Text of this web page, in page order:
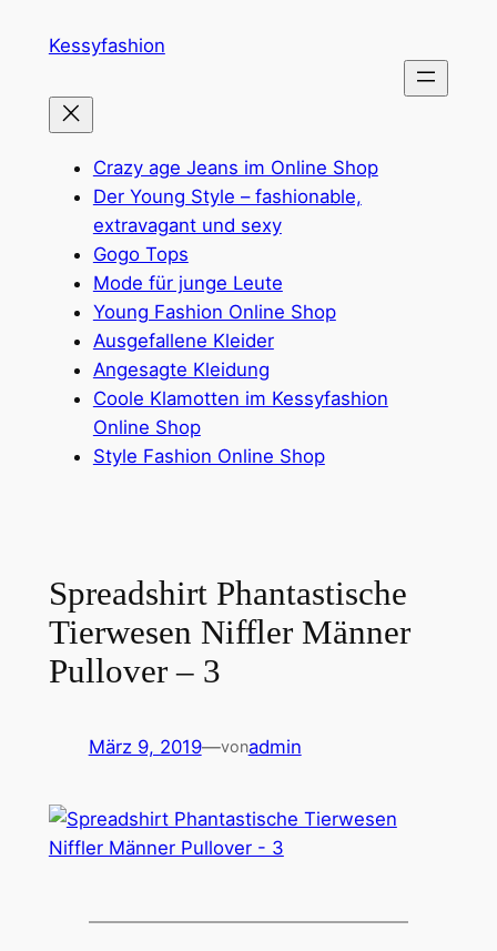
InhaltKessyfashion
Crazy age Jeans im Online Shop
Der Young Style – fashionable,
extravagant und sexy
Gogo Tops
Mode für junge Leute
Young Fashion Online Shop
Ausgefallene Kleider
Angesagte Kleidung
Coole Klamotten im Kessyfashion
Online Shop
Style Fashion Online Shop
Spreadshirt Phantastische
Tierwesen Niffler Männer
Pullover – 3
März 9, 2019—vonadmin